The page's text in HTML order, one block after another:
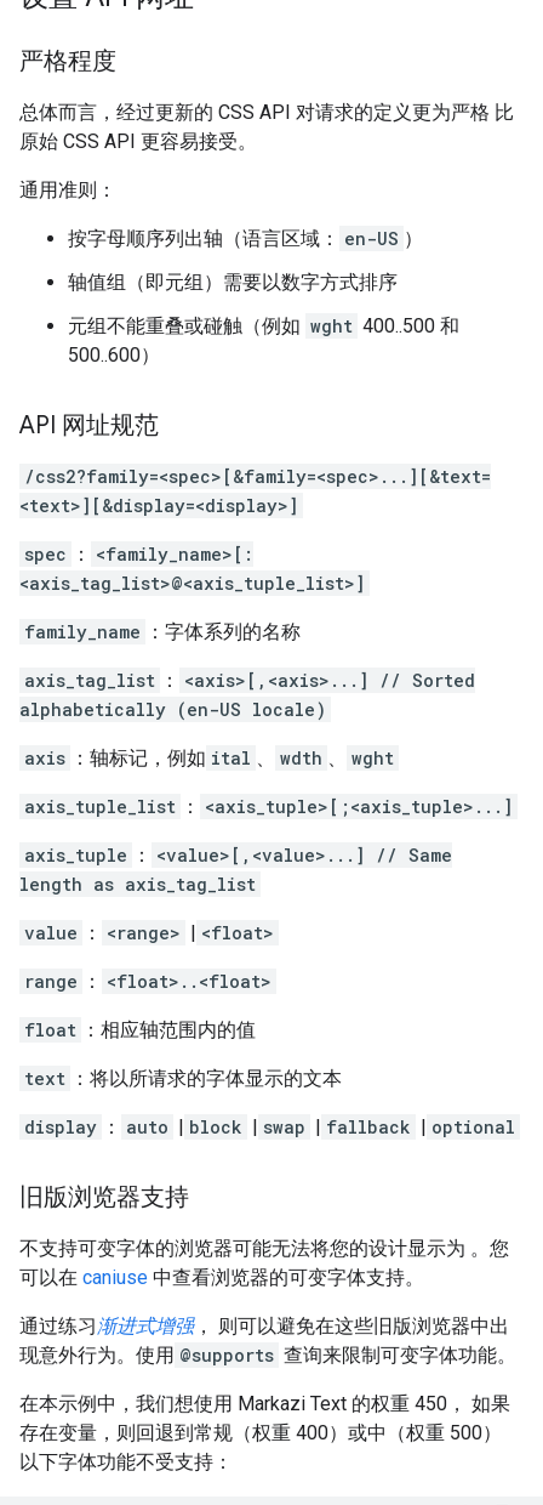
严格程度
总体而言，经过更新的 CSS API 对请求的定义更为严格 比
原始 CSS API 更容易接受。
通用准则：
按字母顺序列出轴（语言区域： en-US ）
轴值组（即元组）需要以数字方式排序
元组不能重叠或碰触（例如 wght 400..500 和
500..600）
API 网址规范
/css2?family=<spec>[&family=<spec>...][&text=
<text>][&display=<display>]
spec ：
<family_name>[:
<axis_tag_list>@<axis_tuple_list>]
family_name ：字体系列的名称
axis_tag_list ：
<axis>[,<axis>...] // Sorted
alphabetically (en-US locale)
axis ：轴标记，例如 ital 、 wdth 、 wght
axis_tuple_list ： <axis_tuple>[;<axis_tuple>...]
axis_tuple ：
<value>[,<value>...] // Same
length as axis_tag_list
value ： <range> | <float>
range ： <float>..<float>
float ：相应轴范围内的值
text ：将以所请求的字体显示的文本
display ： auto | block | swap | fallback | optional
旧版浏览器支持
不支持可变字体的浏览器可能无法将您的设计显示为 。您
可以在 caniuse 中查看浏览器的可变字体支持。
通过练习渐进式增强， 则可以避免在这些旧版浏览器中出
现意外行为。使用 @supports 查询来限制可变字体功能。
在本示例中，我们想使用 Markazi Text 的权重 450， 如果
存在变量，则回退到常规（权重 400）或中（权重 500）
以下字体功能不受支持：